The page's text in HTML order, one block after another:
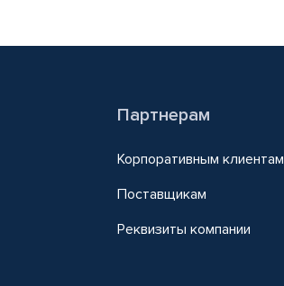
Партнерам
Корпоративным клиентам
Поставщикам
Реквизиты компании